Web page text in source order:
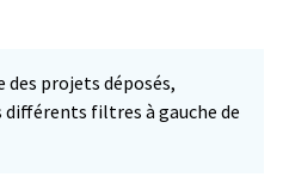
projets déposés,
filtres à gauche de